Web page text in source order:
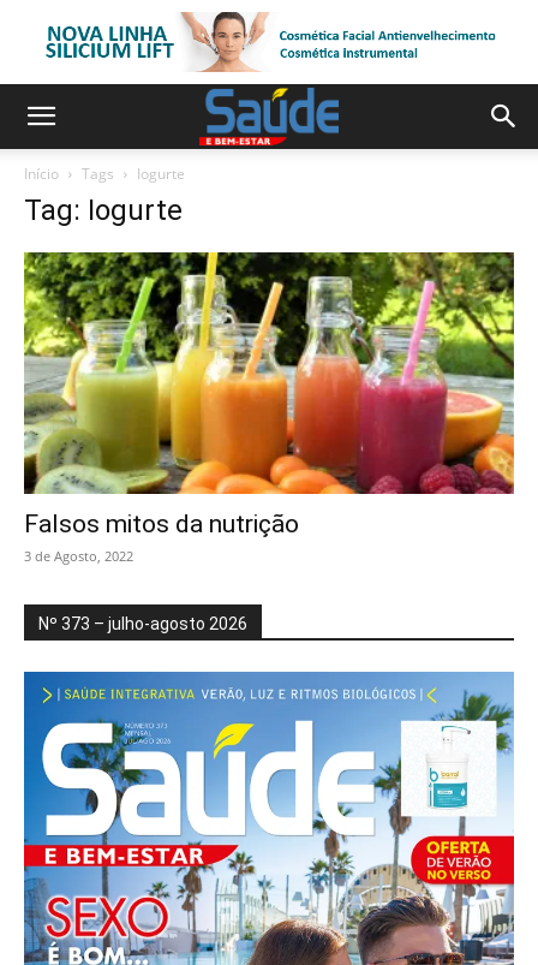
Início Tags Iogurte
Tag: Iogurte
Falsos mitos da nutrição
3 de Agosto, 2022
Nº 373 – julho-agosto 2026